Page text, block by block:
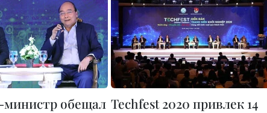
обещал Techfest 2020 привлек 14